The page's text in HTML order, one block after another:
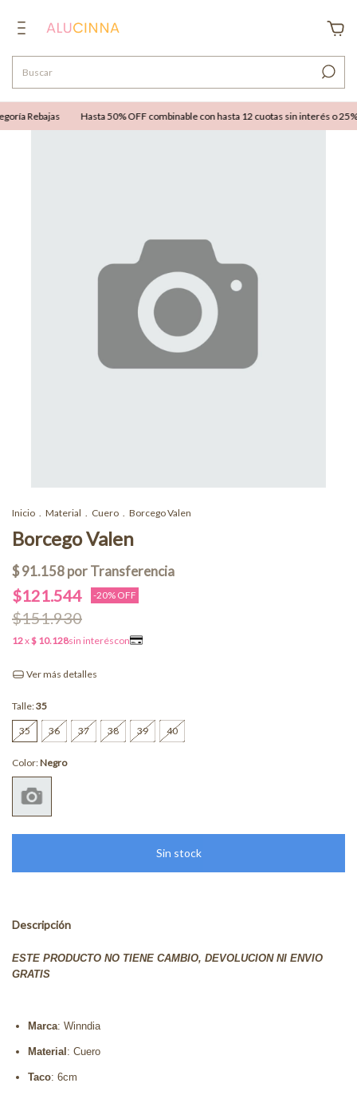
Rebajas Hasta 50% OFF combinable con hasta 12 cuotas sin interés o
Inicio . Material . Cuero . Borcego Valen
Borcego Valen
$121.544 -20% OFF
$151.930
Ver más detalles
Talle:35
35 36 37 38 39 40
Color:Negro
Descripción
ESTE PRODUCTO NO TIENE CAMBIO, DEVOLUCION NI ENVIO
GRATIS
Marca: Winndia
Material: Cuero
Taco: 6cm